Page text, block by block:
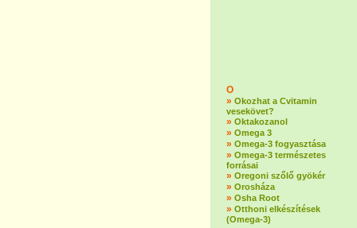
O
» Okozhat a Cvitamin
vesekövet?
» Oktakozanol
» Omega 3
» Omega-3 fogyasztása
» Omega-3 természetes
forrásai
» Oregoni szőlő gyökér
» Orosháza
» Osha Root
» Otthoni elkészítések
(Omega-3)